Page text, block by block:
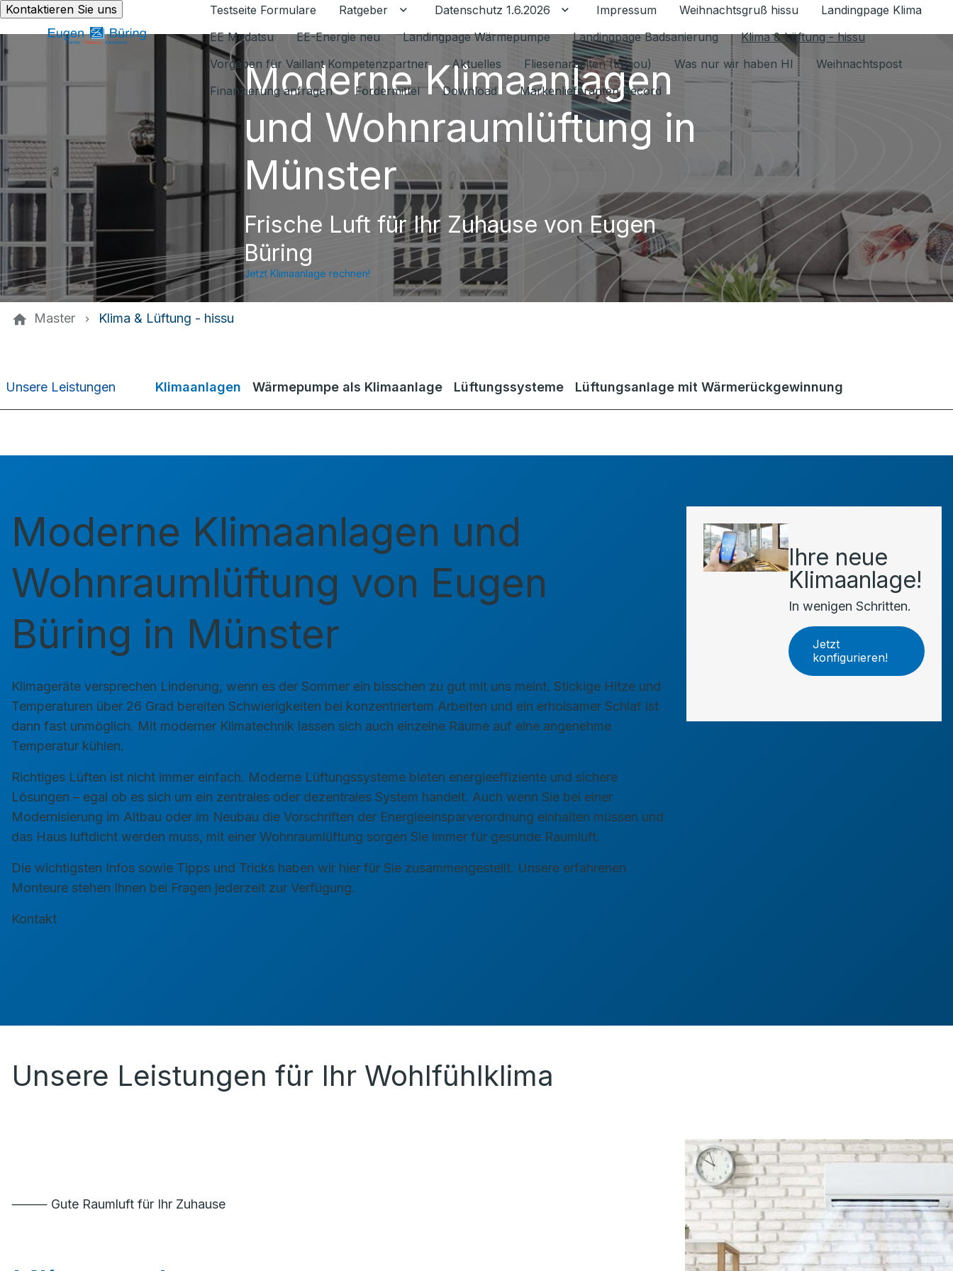
Kontaktieren Sie uns Testseite Formulare Ratgeber Untermenü für Ratgeber umschalten
Datenschutz 1.6.2026 Untermenü für Datenschutz 1.6.2026 umschalten
Impressum Weihnachtsgruß hissu
Landingpage Klima
EE Medatsu
EE-Energie neu Landingpage Wärmepumpe Landingpage Badsanierung
Klima & Lüftung - hissu
Vorgaben für Vaillant Kompetenzpartner
Aktuelles Fliesenarbeiten (toujou) Was nur wir haben HI
Weihnachtspost
Finanzierung anfragen
Fördermittel Download Markenlieferanten Record
Moderne Klimaanlagen
und Wohnraumlüftung in
Münster
Frische Luft für Ihr Zuhause von Eugen
Büring
Jetzt Klimaanlage rechnen!
Master Klima & Lüftung - hissu
Unsere Leistungen Klimaanlagen Wärmepumpe als Klimaanlage Lüftungssysteme Lüftungsanlage mit Wärmerückgewinnung
Moderne Klimaanlagen und
Wohnraumlüftung von Eugen
Büring in Münster
Klimageräte versprechen Linderung, wenn es der Sommer ein bisschen zu gut mit uns meint. Stickige Hitze und
Temperaturen über 26 Grad bereiten Schwierigkeiten bei konzentriertem Arbeiten und ein erholsamer Schlaf ist
dann fast unmöglich. Mit moderner Klimatechnik lassen sich auch einzelne Räume auf eine angenehme
Temperatur kühlen.
Richtiges Lüften ist nicht immer einfach. Moderne Lüftungssysteme bieten energieeffiziente und sichere
Lösungen – egal ob es sich um ein zentrales oder dezentrales System handelt. Auch wenn Sie bei einer
Modernisierung im Altbau oder im Neubau die Vorschriften der Energieeinsparverordnung einhalten müssen und
das Haus luftdicht werden muss, mit einer Wohnraumlüftung sorgen Sie immer für gesunde Raumluft.
Die wichtigsten Infos sowie Tipps und Tricks haben wir hier für Sie zusammengestellt. Unsere erfahrenen
Monteure stehen Ihnen bei Fragen jederzeit zur Verfügung.
Kontakt
Ihre neue
Klimaanlage!
In wenigen Schritten.
Jetzt
konfigurieren!
Unsere Leistungen für Ihr Wohlfühlklima
⸻ Gute Raumluft für Ihr Zuhause